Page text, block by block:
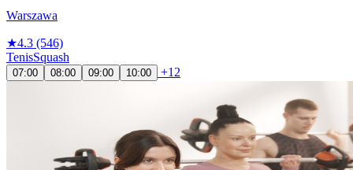
Warszawa
★4.3 (546)
TenisSquash
07:00 08:00 09:00 10:00 +12